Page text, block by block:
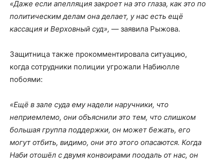
«Даже если апелляция закроет на это глаза, как это по
политическим делам она делает, у нас есть ещё
кассация и Верховный суд», — заявила Рыжова.
Защитница также прокомментировала ситуацию,
когда сотрудники полиции угрожали Набиюлле
побоями:
«Ещё в зале суда ему надели наручники, что
неприемлемо, они объяснили это тем, что слишком
большая группа поддержки, он может бежать, его
могут отбить, видимо, они это этого опасаются. Когда
Наби отошёл с двумя конвоирами поодаль от нас, он